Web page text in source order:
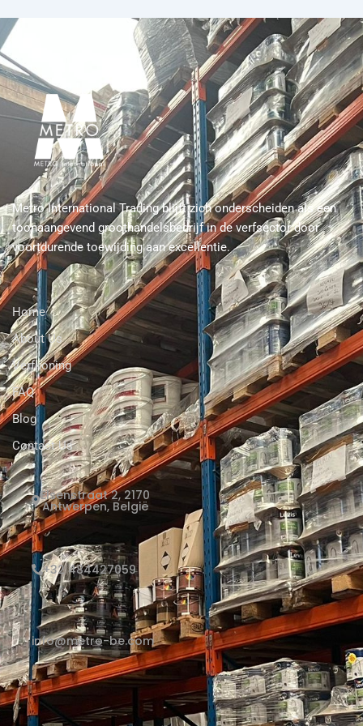
Metro International Trading blijft zich onderscheiden als een
toonaangevend groothandelsbedrijf in de verfsector door
voortdurende toewijding aan excellentie.
Home
About Us
Verfkoning
FAQ
Blog
Contact Us
Elsenstraat 2, 2170
Antwerpen, België
+32 484427059
info@metro-be.com